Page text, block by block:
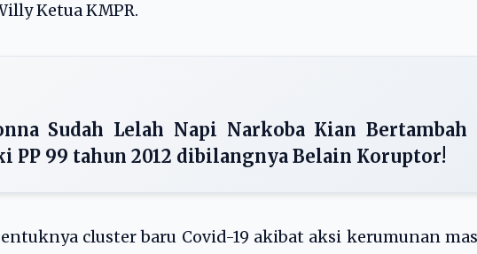
Ketua KMPR.
Sudah Lelah Napi Narkoba Kian Bertambah
PP 99 tahun 2012 dibilangnya Belain Koruptor!
cluster baru Covid-19 akibat aksi kerumunan